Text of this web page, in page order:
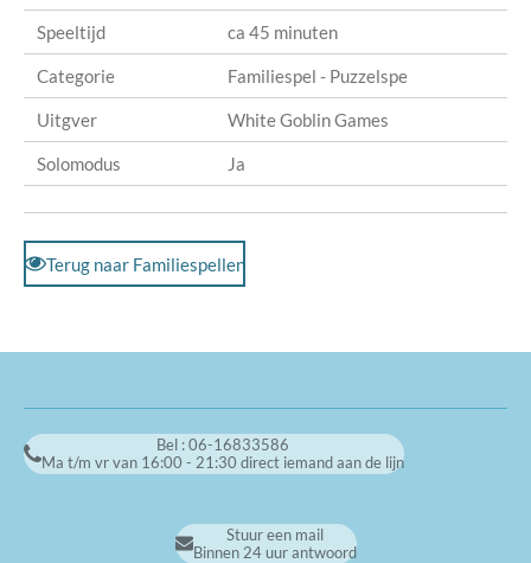
Speeltijd ca 45 minuten
Categorie Familiespel - Puzzelspe
Uitgver White Goblin Games
Solomodus Ja
Terug naar Familiespellen
Bel : 06-16833586
Ma t/m vr van 16:00 - 21:30 direct iemand aan de lijn
Stuur een mail
Binnen 24 uur antwoord